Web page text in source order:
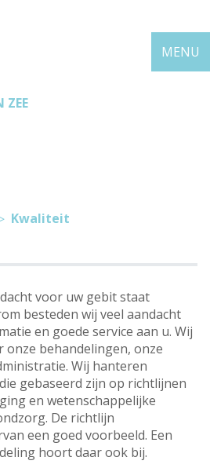
ZEE
MENU
Kwaliteit
voor uw gebit staat
besteden wij veel aandacht
en goede service aan u. Wij
behandelingen, onze
Wij hanteren
gebaseerd zijn op richtlijnen
en wetenschappelijke
De richtlijn
een goed voorbeeld. Een
hoort daar ook bij.